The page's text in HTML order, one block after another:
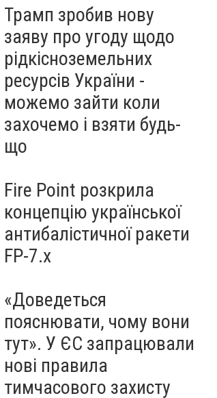
ТЦК по всій Україні
Трамп зробив нову
заяву про угоду щодо
рідкісноземельних
ресурсів України -
можемо зайти коли
захочемо і взяти будь-
що
Fire Point розкрила
концепцію української
антибалістичної ракети
FP-7.x
«Доведеться
пояснювати, чому вони
тут». У ЄС запрацювали
нові правила
тимчасового захисту